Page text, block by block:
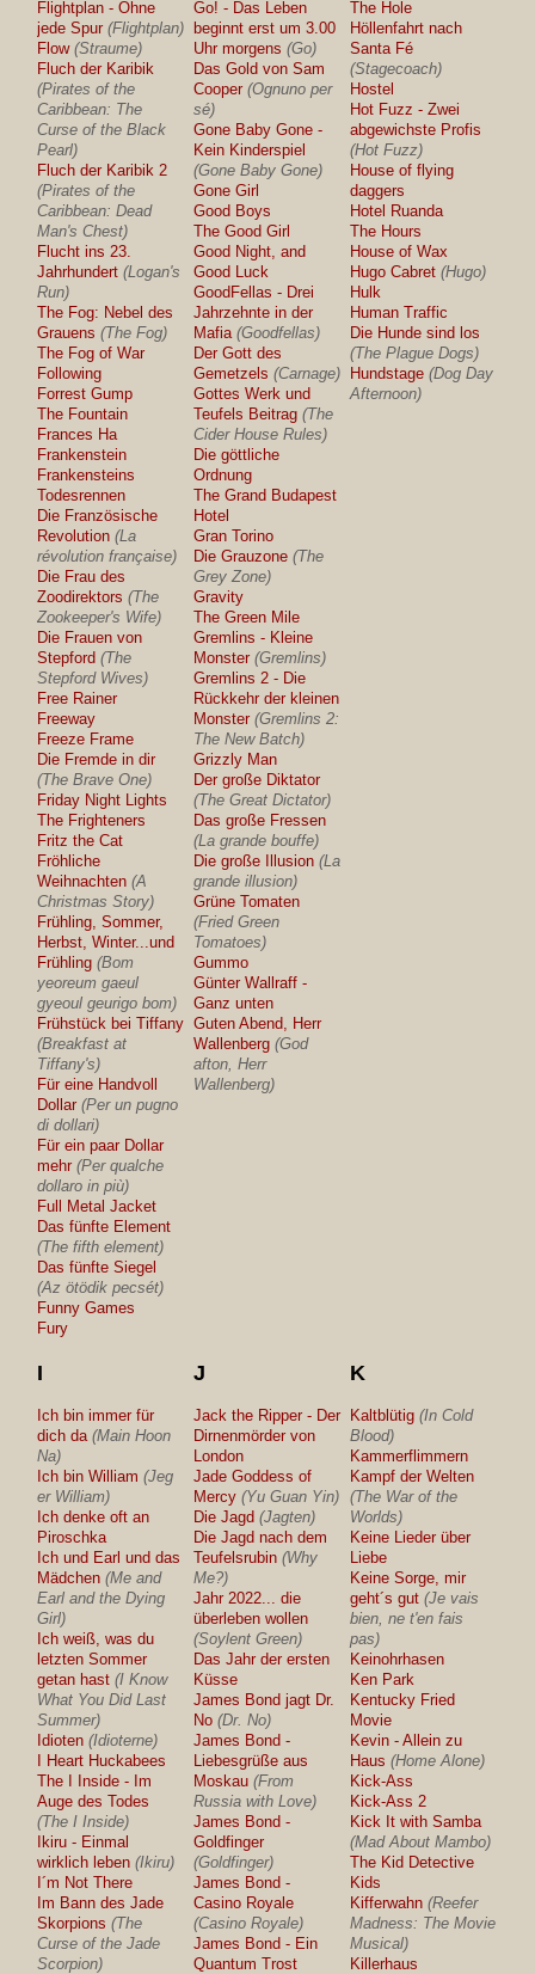
Flightplan - Ohne
jede Spur (Flightplan)
Flow (Straume)
Fluch der Karibik
(Pirates of the
Caribbean: The
Curse of the Black
Pearl)
Fluch der Karibik 2
(Pirates of the
Caribbean: Dead
Man's Chest)
Flucht ins 23.
Jahrhundert (Logan's
Run)
The Fog: Nebel des
Grauens (The Fog)
The Fog of War
Following
Forrest Gump
The Fountain
Frances Ha
Frankenstein
Frankensteins
Todesrennen
Die Französische
Revolution (La
révolution française)
Die Frau des
Zoodirektors (The
Zookeeper's Wife)
Die Frauen von
Stepford (The
Stepford Wives)
Free Rainer
Freeway
Freeze Frame
Die Fremde in dir
(The Brave One)
Friday Night Lights
The Frighteners
Fritz the Cat
Fröhliche
Weihnachten (A
Christmas Story)
Frühling, Sommer,
Herbst, Winter...und
Frühling (Bom
yeoreum gaeul
gyeoul geurigo bom)
Frühstück bei Tiffany
(Breakfast at
Tiffany's)
Für eine Handvoll
Dollar (Per un pugno
di dollari)
Für ein paar Dollar
mehr (Per qualche
dollaro in più)
Full Metal Jacket
Das fünfte Element
(The fifth element)
Das fünfte Siegel
(Az ötödik pecsét)
Funny Games
Fury
Go! - Das Leben
beginnt erst um 3.00
Uhr morgens (Go)
Das Gold von Sam
Cooper (Ognuno per
sé)
Gone Baby Gone -
Kein Kinderspiel
(Gone Baby Gone)
Gone Girl
Good Boys
The Good Girl
Good Night, and
Good Luck
GoodFellas - Drei
Jahrzehnte in der
Mafia (Goodfellas)
Der Gott des
Gemetzels (Carnage)
Gottes Werk und
Teufels Beitrag (The
Cider House Rules)
Die göttliche
Ordnung
The Grand Budapest
Hotel
Gran Torino
Die Grauzone (The
Grey Zone)
Gravity
The Green Mile
Gremlins - Kleine
Monster (Gremlins)
Gremlins 2 - Die
Rückkehr der kleinen
Monster (Gremlins 2:
The New Batch)
Grizzly Man
Der große Diktator
(The Great Dictator)
Das große Fressen
(La grande bouffe)
Die große Illusion (La
grande illusion)
Grüne Tomaten
(Fried Green
Tomatoes)
Gummo
Günter Wallraff -
Ganz unten
Guten Abend, Herr
Wallenberg (God
afton, Herr
Wallenberg)
The Hole
Höllenfahrt nach
Santa Fé
(Stagecoach)
Hostel
Hot Fuzz - Zwei
abgewichste Profis
(Hot Fuzz)
House of flying
daggers
Hotel Ruanda
The Hours
House of Wax
Hugo Cabret (Hugo)
Hulk
Human Traffic
Die Hunde sind los
(The Plague Dogs)
Hundstage (Dog Day
Afternoon)
I
Ich bin immer für
dich da (Main Hoon
Na)
Ich bin William (Jeg
er William)
Ich denke oft an
Piroschka
Ich und Earl und das
Mädchen (Me and
Earl and the Dying
Girl)
Ich weiß, was du
letzten Sommer
getan hast (I Know
What You Did Last
Summer)
Idioten (Idioterne)
I Heart Huckabees
The I Inside - Im
Auge des Todes
(The I Inside)
Ikiru - Einmal
wirklich leben (Ikiru)
I´m Not There
Im Bann des Jade
Skorpions (The
Curse of the Jade
Scorpion)
J
Jack the Ripper - Der
Dirnenmörder von
London
Jade Goddess of
Mercy (Yu Guan Yin)
Die Jagd (Jagten)
Die Jagd nach dem
Teufelsrubin (Why
Me?)
Jahr 2022... die
überleben wollen
(Soylent Green)
Das Jahr der ersten
Küsse
James Bond jagt Dr.
No (Dr. No)
James Bond -
Liebesgrüße aus
Moskau (From
Russia with Love)
James Bond -
Goldfinger
(Goldfinger)
James Bond -
Casino Royale
(Casino Royale)
James Bond - Ein
Quantum Trost
K
Kaltblütig (In Cold
Blood)
Kammerflimmern
Kampf der Welten
(The War of the
Worlds)
Keine Lieder über
Liebe
Keine Sorge, mir
geht´s gut (Je vais
bien, ne t'en fais
pas)
Keinohrhasen
Ken Park
Kentucky Fried
Movie
Kevin - Allein zu
Haus (Home Alone)
Kick-Ass
Kick-Ass 2
Kick It with Samba
(Mad About Mambo)
The Kid Detective
Kids
Kifferwahn (Reefer
Madness: The Movie
Musical)
Killerhaus